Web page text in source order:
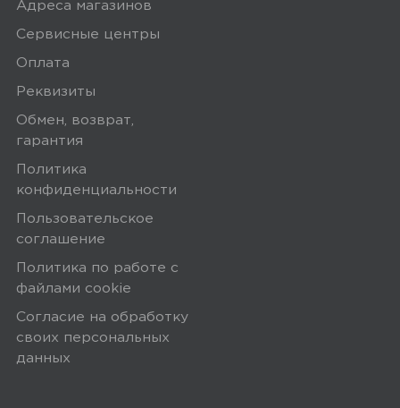
Адреса магазинов
Сервисные центры
Оплата
Реквизиты
Обмен, возврат,
гарантия
Политика
конфиденциальности
Пользовательское
соглашение
Политика по работе с
файлами сookie
Согласие на обработку
своих персональных
данных